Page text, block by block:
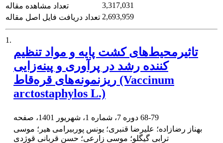
تعداد مشاهده مقاله
3,317,031
تعداد دریافت فایل اصل مقاله 2,693,959
1.
تاثیرمحیط‌های کشت پایه و مواد تنظیم
کننده‌ رشد در پرآوری و پینه‌زایی
ریزنمونه‌های قره‌قاط (Vaccinum
arctostaphylos L.)
68-79
بهناز رضازاده؛ علیرضا قنبری؛ یونس پوربیرامی هیر؛ موسی
ترابی گیگلو؛ موسی زارعی؛ حسن قربانی قوژدی